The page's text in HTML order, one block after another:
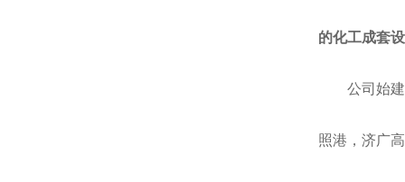
的化工成套
公司 始
照港，济广